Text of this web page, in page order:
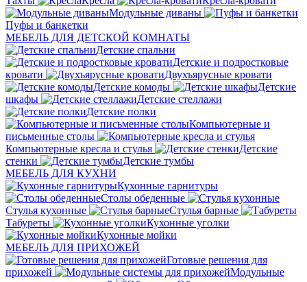
Модульные диваны
Пуфы и банкетки
МЕБЕЛЬ ДЛЯ ДЕТСКОЙ КОМНАТЫ
Детские спальни
Детские и подростковые
кровати
Двухъярусные кровати
Детские комоды
Детские
шкафы
Детские стеллажи
Детские полки
Компьютерные и
письменные столы
Компьютерные кресла и стулья
Детские
стенки
Детские тумбы
МЕБЕЛЬ ДЛЯ КУХНИ
Кухонные гарнитуры
Столы обеденные
Стулья кухонные
Стулья барные
Табуреты
Кухонные уголки
Кухонные мойки
МЕБЕЛЬ ДЛЯ ПРИХОЖЕЙ
Готовые решения для
прихожей
Модульные